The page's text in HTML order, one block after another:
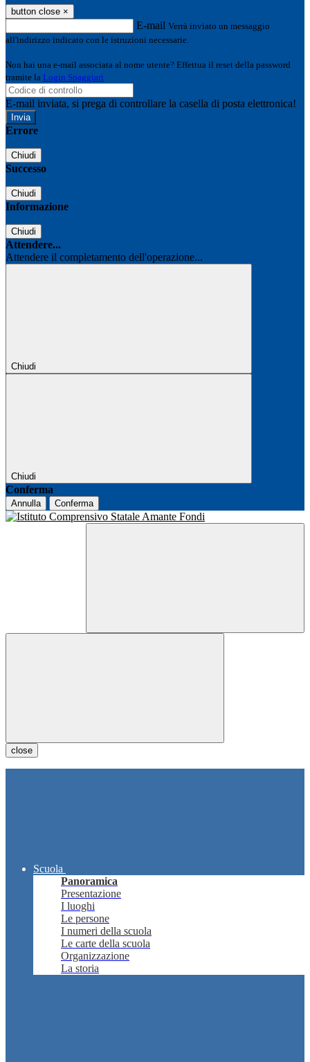
button close ×
E-mail Verrà inviato un messaggio
all'indirizzo indicato con le istruzioni necessarie.
Non hai una e-mail associata al nome utente? Effettua il reset della password
tramite la Login Spaggiari
E-mail inviata, si prega di controllare la casella di posta elettronica!
Errore
Chiudi
Successo
Chiudi
Informazione
Chiudi
Attendere...
Attendere il completamento dell'operazione...
Chiudi
Chiudi
Conferma
Annulla Conferma
close
Scuola
Panoramica
Presentazione
I luoghi
Le persone
I numeri della scuola
Le carte della scuola
Organizzazione
La storia